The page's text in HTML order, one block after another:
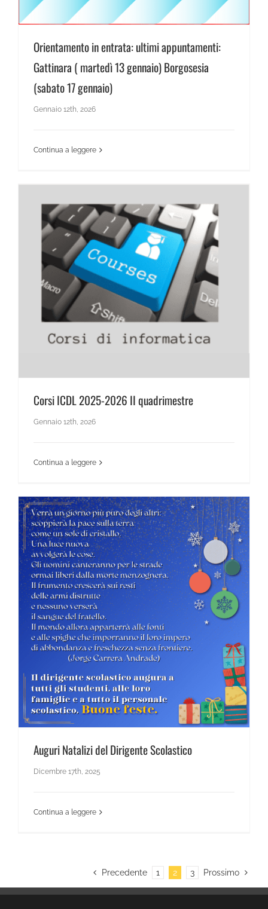
Orientamento in entrata: ultimi appuntamenti:
Gattinara ( martedì 13 gennaio) Borgosesia
(sabato 17 gennaio)
Gennaio 12th, 2026
Continua a leggere
Corsi ICDL 2025-2026 II quadrimestre
Gennaio 12th, 2026
Continua a leggere
Auguri Natalizi del Dirigente Scolastico
Dicembre 17th, 2025
Continua a leggere
Precedente 1 2 3 Prossimo